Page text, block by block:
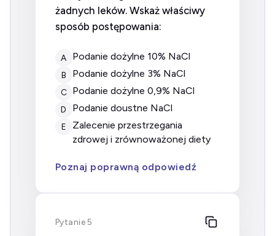
żadnych leków. Wskaż właściwy
sposób postępowania:
A Podanie dożylne 10% NaCl
B Podanie dożylne 3% NaCl
C Podanie dożylne 0,9% NaCl
D Podanie doustne NaCl
E
Zalecenie przestrzegania
zdrowej i zrównoważonej diety
Poznaj poprawną odpowiedź
Pytanie 5